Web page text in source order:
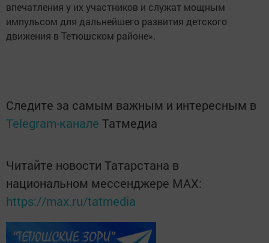
впечатления у их участников и служат мощным
импульсом для дальнейшего развития детского
движения в Тетюшском районе».
Следите за самым важным и интересным в
Telegram-канале Татмедиа
Читайте новости Татарстана в
национальном мессенджере MАХ:
https://max.ru/tatmedia